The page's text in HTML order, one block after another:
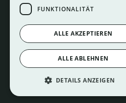
Impressum
Datenschutz
FUNKTIONALITÄT
ALLE AKZEPTIEREN
ALLE ABLEHNEN
DETAILS ANZEIGEN